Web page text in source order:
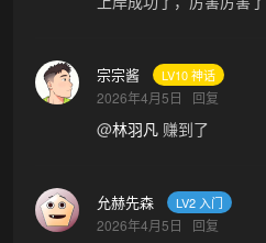
宗宗酱 LV10 神话
2026年4月5日 回复
@林羽凡 赚到了
允赫先森 LV2 入门
2026年4月5日 回复